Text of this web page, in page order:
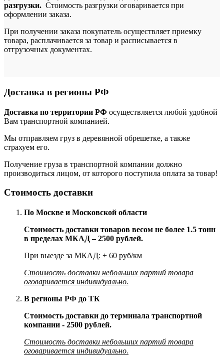
разгрузки. Стоимость разгрузки оговаривается при
оформлении заказа.
При получении заказа покупатель осуществляет приемку
товара, расплачивается за товар и расписывается в
отгрузочных документах.
Доставка в регионы РФ
Доставка по территории РФ осуществляется любой удобной
Вам транспортной компанией.
Мы отправляем груз в деревянной обрешетке, а также
страхуем его.
Получение груза в транспортной компании должно
производиться лицом, от которого поступила оплата за товар!
Стоимость доставки
По Москве и Московской области
Стоимость доставки товаров весом не более 1.5 тонн
в пределах МКАД – 2500 рублей.
При выезде за МКАД: + 60 руб/км
Стоимость доставки небольших партий товара
оговаривается индивидуально.
В регионы РФ до ТК
Стоимость доставки до терминала транспортной
компании - 2500 рублей.
Стоимость доставки небольших партий товара
оговаривается индивидуально.